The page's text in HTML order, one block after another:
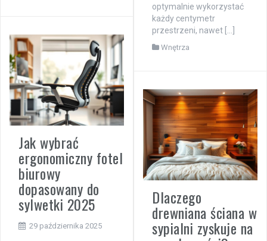
optymalnie wykorzystać
każdy centymetr
przestrzeni, nawet […]
Wnętrza
Jak wybrać
ergonomiczny fotel
biurowy
dopasowany do
sylwetki 2025
29 października 2025
Dlaczego
drewniana ściana w
sypialni zyskuje na